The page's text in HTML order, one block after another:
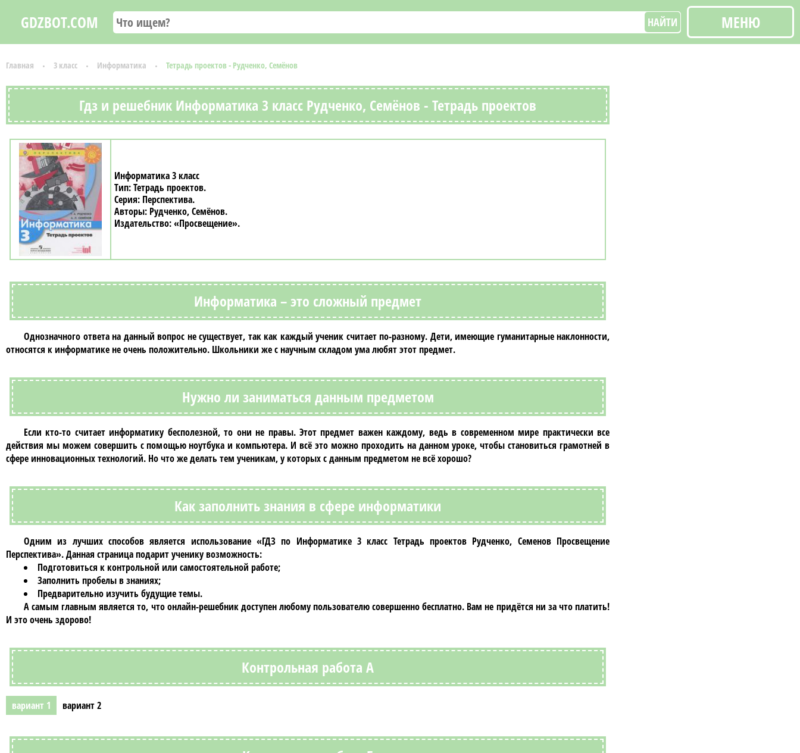
GDZBOT.COM НАЙТИ МЕНЮ
Главная 3 класс Информатика Тетрадь проектов - Рудченко, Семёнов
Гдз и решебник Информатика 3 класс Рудченко, Семёнов - Тетрадь проектов
Информатика 3 класс
Тетрадь проектов
Перспектива
Рудченко, Семёнов
«Просвещение»
Информатика – это сложный предмет
Однозначного ответа на данный вопрос не существует, так как каждый ученик считает по-разному. Дети, имеющие гуманитарные наклонности,
относятся кинформатикене очень положительно. Школьники же с научным складом ума любят этот предмет.
Нужно ли заниматься данным предметом
Если кто-то считаетинформатику бесполезной, то они не правы. Этот предмет важен каждому, ведь в современном мире практически все
действия мы можем совершить с помощью ноутбука и компьютера. И всё это можно проходить на данном уроке, чтобы становиться грамотней в
сфере инновационных технологий. Но что же делать тем ученикам, у которых с данным предметом не всё хорошо?
Как заполнить знания в сфере информатики
Одним из лучших способов является использование «ГДЗ по Информатике 3 класс Тетрадь проектов Рудченко, Семенов Просвещение
Перспектива». Данная страница подарит ученику возможность:
Подготовиться к контрольной или самостоятельной работе;
Заполнить пробелы в знаниях;
Предварительно изучить будущие темы.
А самым главным является то, чтоонлайн-решебникдоступен любому пользователю совершенно бесплатно. Вам не придётся ни за что платить!
И это очень здорово!
Контрольная работа А
вариант 1 вариант 2